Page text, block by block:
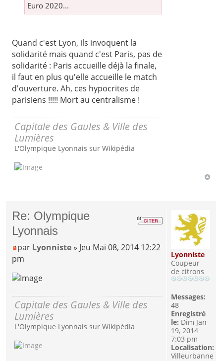
Euro 2020...
Quand c'est Lyon, ils invoquent la
solidarité mais quand c'est Paris, pas de
solidarité : Paris accueille déjà la finale,
il faut en plus qu'elle accueille le match
d'ouverture. Ah, ces hypocrites de
parisiens !!!!! Mort au centralisme !
Capitale des Gaules & Ville des
Lumières
L'Olympique Lyonnais sur Wikipédia
Re: Olympique
Lyonnais
par Lyonniste » Jeu Mai 08, 2014 12:22
pm
Capitale des Gaules & Ville des
Lumières
L'Olympique Lyonnais sur Wikipédia
Lyonniste
Coupeur
de citrons
Messages:
48
Enregistré
le: Dim Jan
19, 2014
7:03 pm
Localisation:
Villeurbanne